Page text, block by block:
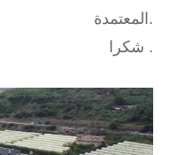
المعتمدة.
شكرا .